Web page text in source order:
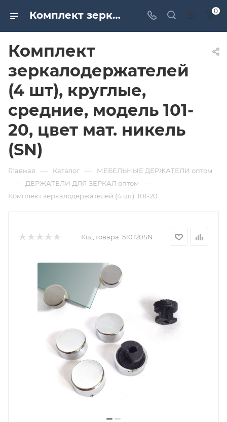
Комплект зеркалодержателей (4 шт), круглые, средние, модель 101-20, цвет мат. никель (SN). Дверная и мебельная фурнитура САМИР-КИЛИТ | Оптовые поставки 0
Комплект
зеркалодержателей
(4 шт), круглые,
средние, модель 101-
20, цвет мат. никель
(SN)
Главная — Каталог — МЕБЕЛЬНЫЕ ДЕРЖАТЕЛИ оптом
— ДЕРЖАТЕЛИ ДЛЯ ЗЕРКАЛ оптом —
Комплект зеркалодержателей (4 шт), 101-20
Код товара: 510120SN